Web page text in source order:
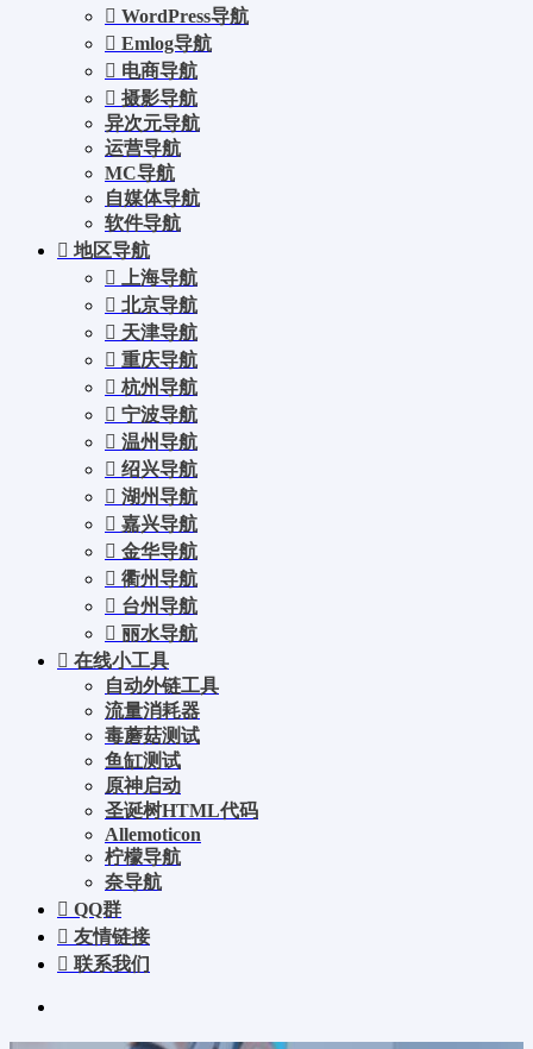
WordPress导航
Emlog导航
电商导航
摄影导航
异次元导航
运营导航
MC导航
自媒体导航
软件导航
地区导航
上海导航
北京导航
天津导航
重庆导航
杭州导航
宁波导航
温州导航
绍兴导航
湖州导航
嘉兴导航
金华导航
衢州导航
台州导航
丽水导航
在线小工具
自动外链工具
流量消耗器
毒蘑菇测试
鱼缸测试
原神启动
圣诞树HTML代码
Allemoticon
柠檬导航
奈导航
QQ群
友情链接
联系我们